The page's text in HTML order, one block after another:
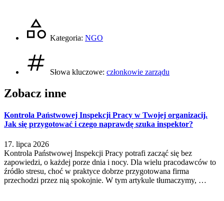
Kategoria: NGO
Słowa kluczowe: członkowie zarządu
Zobacz inne
Kontrola Państwowej Inspekcji Pracy w Twojej organizacij.
Jak się przygotować i czego naprawdę szuka inspektor?
17. lipca 2026
Kontrola Państwowej Inspekcji Pracy potrafi zacząć się bez
zapowiedzi, o każdej porze dnia i nocy. Dla wielu pracodawców to
źródło stresu, choć w praktyce dobrze przygotowana firma
przechodzi przez nią spokojnie. W tym artykule tłumaczymy, …